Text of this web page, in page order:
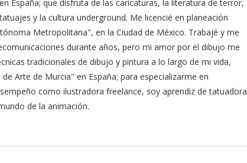
España; que disfruta de las caricaturas, la literatura de terror,
y la cultura underground. Me licencié en planeación
Metropolitana", en la Ciudad de México. Trabajé y me
durante años, pero mi amor por el dibujo me
tradicionales de dibujo y pintura a lo largo de mi vida,
Arte de Murcia" en España; para especializarme en
como ilustradora freelance, soy aprendiz de tatuadora
de la animación.